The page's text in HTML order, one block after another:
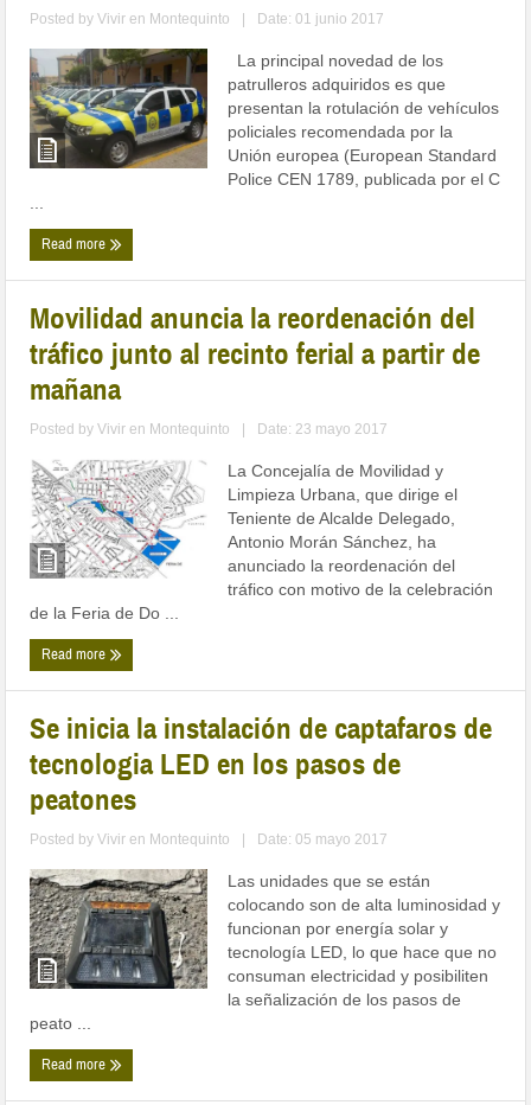
Posted byVivir en Montequinto Date: 01 junio 2017
La principal novedad de los
patrulleros adquiridos es que
presentan la rotulación de vehículos
policiales recomendada por la
Unión europea (European Standard
Police CEN 1789, publicada por el C
...
Read more
Movilidad anuncia la reordenación del
tráfico junto al recinto ferial a partir de
mañana
Posted byVivir en Montequinto Date: 23 mayo 2017
La Concejalía de Movilidad y
Limpieza Urbana, que dirige el
Teniente de Alcalde Delegado,
Antonio Morán Sánchez, ha
anunciado la reordenación del
tráfico con motivo de la celebración
de la Feria de Do ...
Read more
Se inicia la instalación de captafaros de
tecnologia LED en los pasos de
peatones
Posted byVivir en Montequinto Date: 05 mayo 2017
Las unidades que se están
colocando son de alta luminosidad y
funcionan por energía solar y
tecnología LED, lo que hace que no
consuman electricidad y posibiliten
la señalización de los pasos de
peato ...
Read more